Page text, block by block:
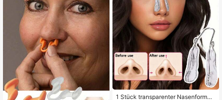
1 Stück transparenter Nasenformer,